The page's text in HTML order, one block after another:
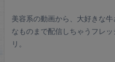
美容系の動画から、大好きな
なものまで配信しちゃうフレ
リ。